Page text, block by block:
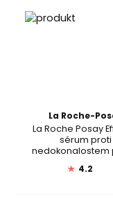
La Roche-
La Roche Posay
sérum proti
nedokonalostem
★ 4.2